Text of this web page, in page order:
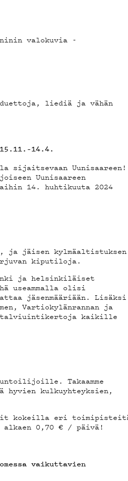
valokuvia -
liediä ja vähän
Uunisaareen!
Uunisaareen
14. huhtikuuta 2024
ja jäisen kylmäaltistuksen
kiputiloja.
ja helsinkiläiset
useammalla olisi
jäsenmääriään. Lisäksi
Vartiokylänrannan ja
talviuintikertoja kaikille
Takaamme
kulkuyhteyksien,
kokeilla eri
0,70 € / päivä!
vaikuttavien